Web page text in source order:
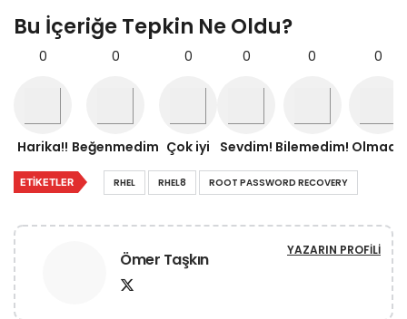
Bu İçeriğe Tepkin Ne Oldu?
0
Harika!!
0
Beğenmedim
0
Çok iyi
0
Sevdim!
0
Bilemedim!
0
Olmadı!
ETIKETLER RHEL RHEL8 ROOT PASSWORD RECOVERY
Ömer Taşkın YAZARIN PROFILI